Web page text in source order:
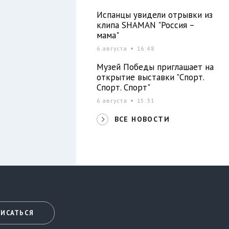
Испанцы увидели отрывки из
клипа SHAMAN "Россия –
мама"
6 августа 16:48
Музей Победы приглашает на
открытие выставки "Спорт.
Спорт. Спорт"
6 августа 15:31
ВСЕ НОВОСТИ